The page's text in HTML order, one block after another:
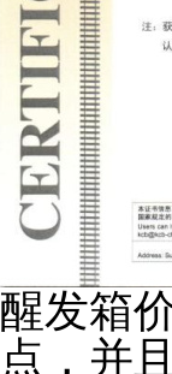
醒发箱
点，并